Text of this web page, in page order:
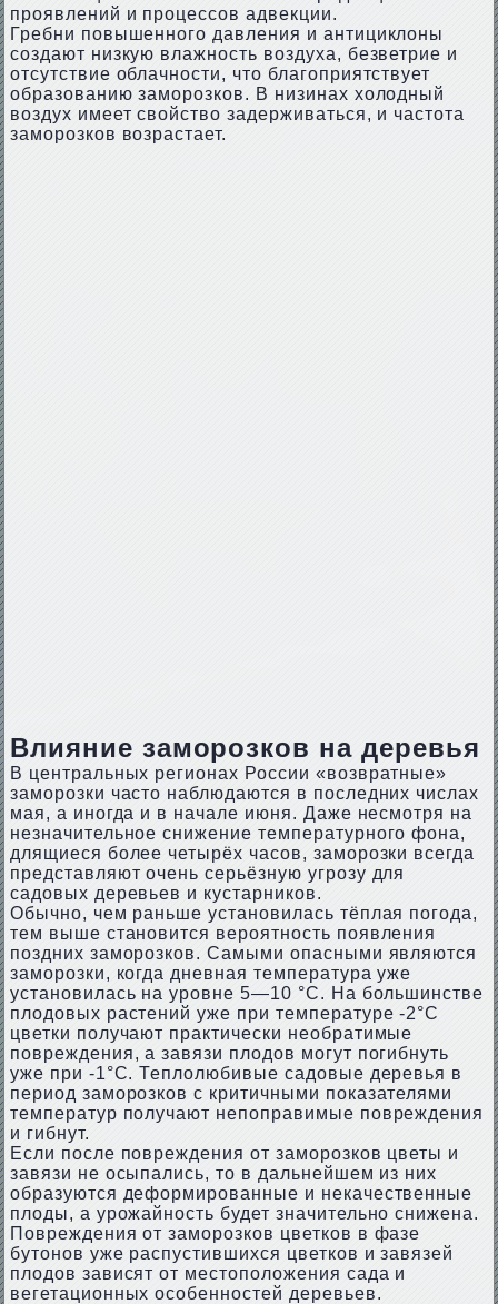
проявлений и процессов адвекции.
Гребни повышенного давления и антициклоны
создают низкую влажность воздуха, безветрие и
отсутствие облачности, что благоприятствует
образованию заморозков. В низинах холодный
воздух имеет свойство задерживаться, и частота
заморозков возрастает.
Влияние заморозков на деревья
В центральных регионах России «возвратные»
заморозки часто наблюдаются в последних числах
мая, а иногда и в начале июня. Даже несмотря на
незначительное снижение температурного фона,
длящиеся более четырёх часов, заморозки всегда
представляют очень серьёзную угрозу для
садовых деревьев и кустарников.
Обычно, чем раньше установилась тёплая погода,
тем выше становится вероятность появления
поздних заморозков. Самыми опасными являются
заморозки, когда дневная температура уже
установилась на уровне 5—10 °С. На большинстве
плодовых растений уже при температуре -2°С
цветки получают практически необратимые
повреждения, а завязи плодов могут погибнуть
уже при -1°С. Теплолюбивые садовые деревья в
период заморозков с критичными показателями
температур получают непоправимые повреждения
и гибнут.
Если после повреждения от заморозков цветы и
завязи не осыпались, то в дальнейшем из них
образуются деформированные и некачественные
плоды, а урожайность будет значительно снижена.
Повреждения от заморозков цветков в фазе
бутонов уже распустившихся цветков и завязей
плодов зависят от местоположения сада и
вегетационных особенностей деревьев.